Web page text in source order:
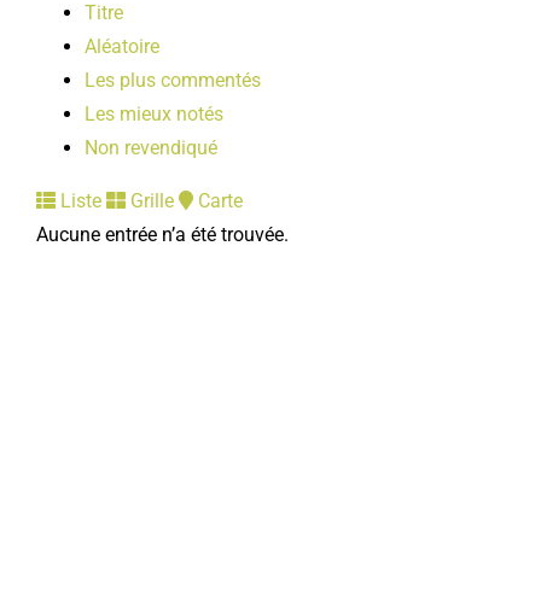
Titre
Aléatoire
Les plus commentés
Les mieux notés
Non revendiqué
Liste Grille
Carte
Aucune entrée n’a été trouvée.